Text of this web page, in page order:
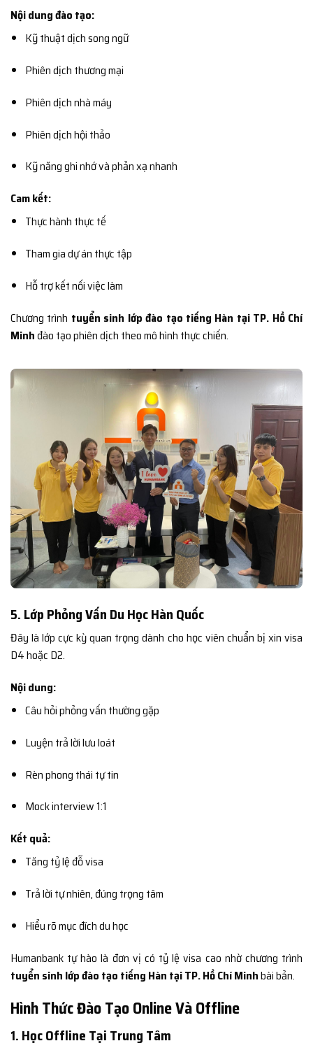
Nội dung đào tạo:
Kỹ thuật dịch song ngữ
Phiên dịch thương mại
Phiên dịch nhà máy
Phiên dịch hội thảo
Kỹ năng ghi nhớ và phản xạ nhanh
Cam kết:
Thực hành thực tế
Tham gia dự án thực tập
Hỗ trợ kết nối việc làm
Chương trình tuyển sinh lớp đào tạo tiếng Hàn tại TP. Hồ Chí
Minhđào tạo phiên dịch theo mô hình thực chiến.
5. Lớp Phỏng Vấn Du Học Hàn Quốc
Đây là lớp cực kỳ quan trọng dành cho học viên chuẩn bị xin visa
D4 hoặc D2.
Nội dung:
Câu hỏi phỏng vấn thường gặp
Luyện trả lời lưu loát
Rèn phong thái tự tin
Mock interview 1:1
Kết quả:
Tăng tỷ lệ đỗ visa
Trả lời tự nhiên, đúng trọng tâm
Hiểu rõ mục đích du học
Humanbank tự hào là đơn vị có tỷ lệ visa cao nhờ chương trình
tuyển sinh lớp đào tạo tiếng Hàn tại TP. Hồ Chí Minhbài bản.
Hình Thức Đào Tạo Online Và Offline
1. Học Offline Tại Trung Tâm